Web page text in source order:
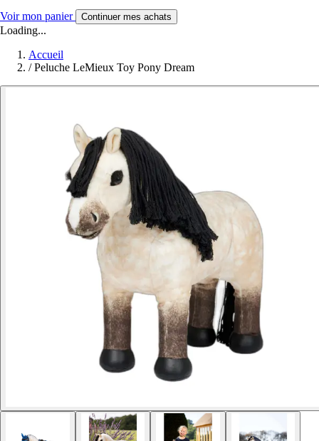
Voir mon panier Continuer mes achats
Loading...
Accueil
/ Peluche LeMieux Toy Pony Dream